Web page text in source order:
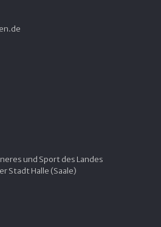
und Sport des Landes
Stadt Halle (Saale)